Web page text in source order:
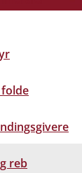
reb
hele Fyn.